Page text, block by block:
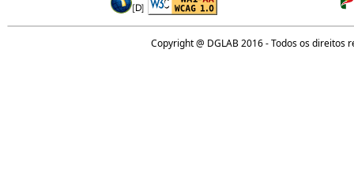
Copyright @ DGLAB 2016 - Todos os